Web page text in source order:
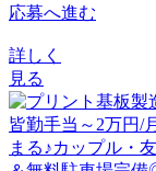
応募へ進む
詳しく
見る